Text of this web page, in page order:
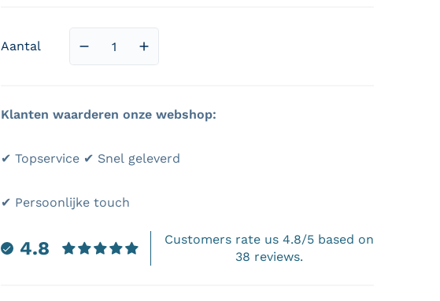
Aantal
Aantal verlagen voor Graantje de Voorste
Aantal verhogen voor Graantje de Voorste
Klanten waarderen onze webshop:
✔ Topservice ✔ Snel geleverd
✔ Persoonlijke touch
4.8
Customers rate us 4.8/5 based on
38 reviews.